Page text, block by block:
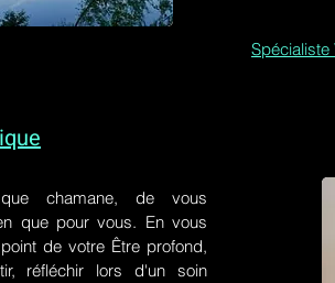
chamane, de vous
que pour vous. En vous
de votre Être profond,
réfléchir lors d'un soin